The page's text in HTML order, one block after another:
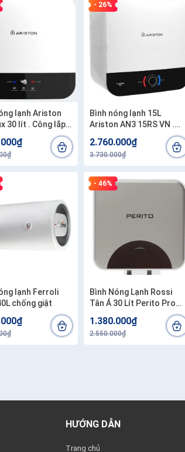
Ariston
30 lít . Công lắp
- 26%
Bình nóng lạnh 15L
Ariston AN3 15RS VN .
Công lắp đặt 200.000/1
bình
2.760.000₫
3.730.000₫
lạnh Ferroli
chống giật
- 46%
Bình Nóng Lạnh Rossi
Tân Á 30 Lít Perito Pro
30SQ - Ruột bình tráng
men kim cương nhân tạo
siêu bền
1.380.000₫
2.550.000₫
HƯỚNG DẪN
Trang chủ